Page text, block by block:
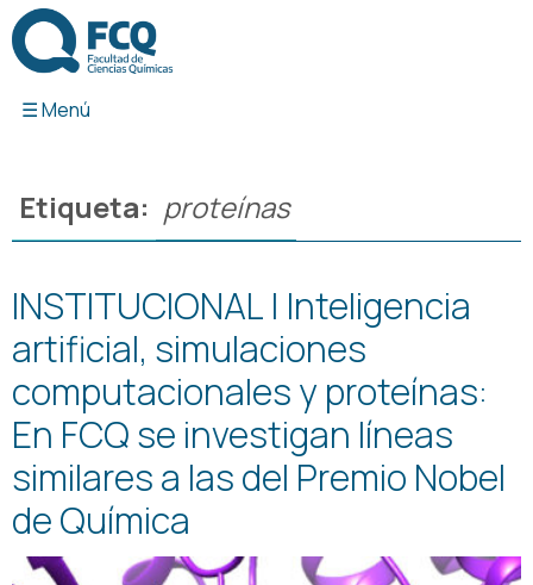
contenido
Etiqueta: proteínas
INSTITUCIONAL | Inteligencia
artificial, simulaciones
computacionales y proteínas:
En FCQ se investigan líneas
similares a las del Premio Nobel
de Química